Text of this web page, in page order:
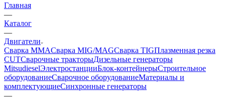
Главная
—
Каталог
—
Двигатели
Сварка MMAСварка MIG/MAGСварка TIGПлазменная резка
CUTСварочные тракторыДизельные генераторы
MitsudieselЭлектростанцииБлок-контейнерыСтроительное
оборудованиеСварочное оборудованиеМатериалы и
комплектующиеСинхронные генераторы
—